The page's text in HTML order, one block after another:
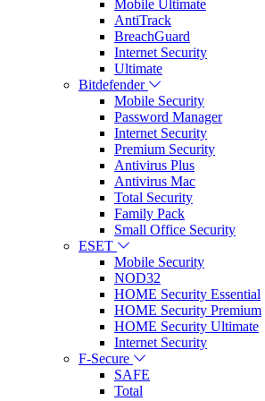
Mobile Ultimate
AntiTrack
BreachGuard
Internet Security
Ultimate
Bitdefender
Mobile Security
Password Manager
Internet Security
Premium Security
Antivirus Plus
Antivirus Mac
Total Security
Family Pack
Small Office Security
ESET
Mobile Security
NOD32
HOME Security Essential
HOME Security Premium
HOME Security Ultimate
Internet Security
F-Secure
SAFE
Total